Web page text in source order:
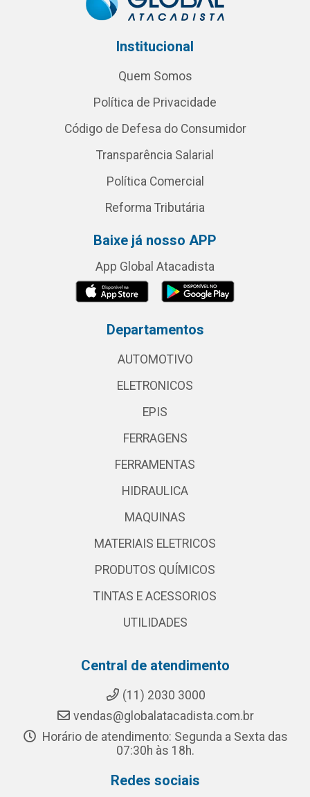
Institucional
Quem Somos
Política de Privacidade
Código de Defesa do Consumidor
Transparência Salarial
Política Comercial
Reforma Tributária
Baixe já nosso APP
App Global Atacadista
Departamentos
AUTOMOTIVO
ELETRONICOS
EPIS
FERRAGENS
FERRAMENTAS
HIDRAULICA
MAQUINAS
MATERIAIS ELETRICOS
PRODUTOS QUÍMICOS
TINTAS E ACESSORIOS
UTILIDADES
Central de atendimento
(11) 2030 3000
vendas@globalatacadista.com.br
Horário de atendimento: Segunda a Sexta das
07:30h às 18h.
Redes sociais